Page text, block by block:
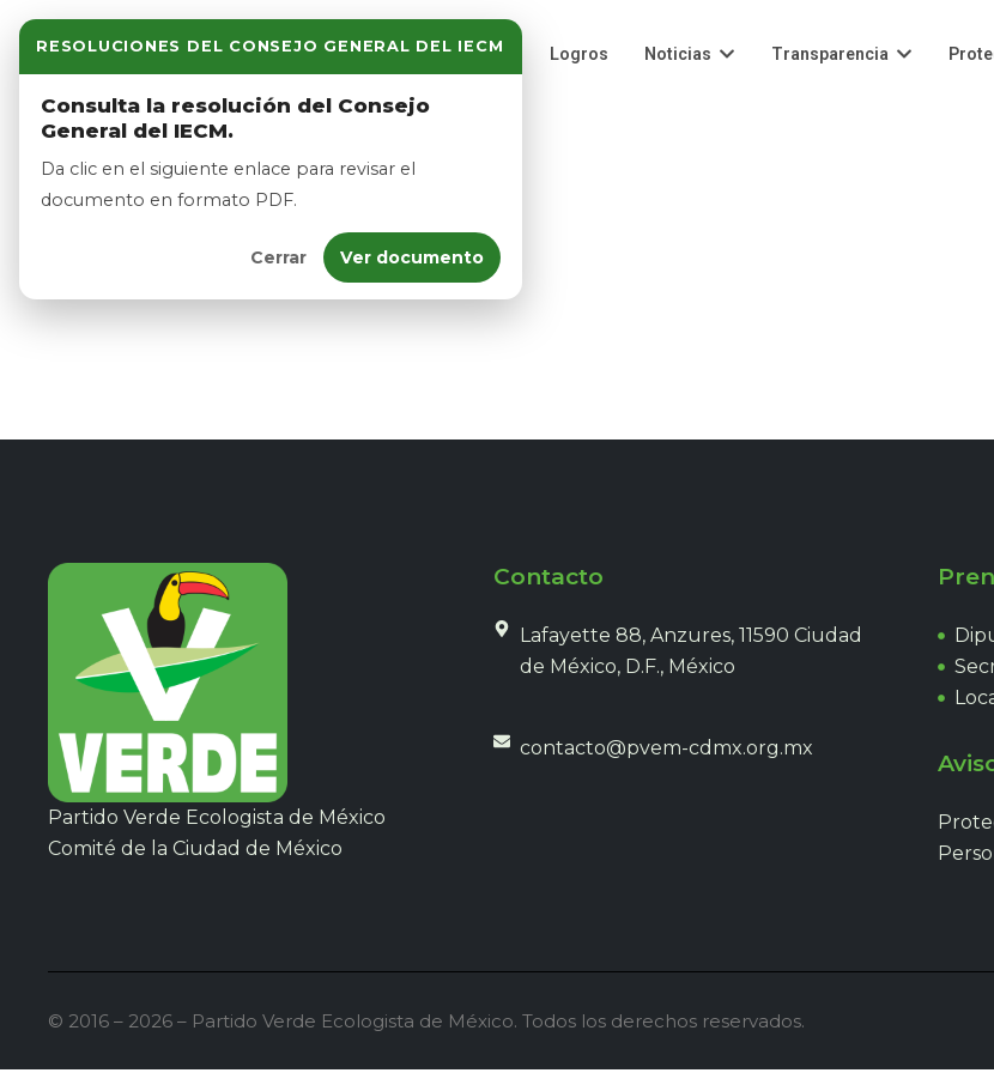
RESOLUCIONES DEL CONSEJO GENERAL DEL IECM
Consulta la resolución del Consejo
General del IECM.
Da clic en el siguiente enlace para revisar el
documento en formato PDF.
Cerrar Ver documento
Inicio Nosotros Logros Noticias Transparencia
Inicio
Nosotros
Afíliate
Partido Verde Ecologista de México
Comité de la Ciudad de México
Contacto
Lafayette 88, Anzures, 11590 Ciudad
de México, D.F., México
contacto@pvem-cdmx.org.mx
© 2016 – 2026 – Partido Verde Ecologista de México. Todos los derechos reservados.